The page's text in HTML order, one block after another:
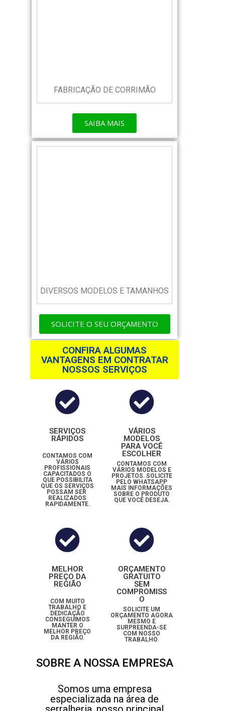
FABRICAÇÃO DE CORRIMÃO
SAIBA MAIS
DIVERSOS MODELOS E TAMANHOS
SOLICITE O SEU ORÇAMENTO
CONFIRA ALGUMAS
VANTAGENS EM CONTRATAR
NOSSOS SERVIÇOS
SERVIÇOS
RÁPIDOS
CONTAMOS COM
VÁRIOS
PROFISSIONAIS
CAPACITADOS O
QUE POSSIBILITA
QUE OS SERVIÇOS
POSSAM SER
REALIZADOS
RAPIDAMENTE.
VÁRIOS
MODELOS
PARA VOCÊ
ESCOLHER
CONTAMOS COM
VÁRIOS MODELOS E
PROJETOS. SOLICITE
PELO WHATSAPP
MAIS INFORMAÇÕES
SOBRE O PRODUTO
QUE VOCÊ DESEJA.
MELHOR
PREÇO DA
REGIÃO
COM MUITO
TRABALHO E
DEDICAÇÃO
CONSEGUIMOS
MANTER O
MELHOR PREÇO
DA REGIÃO.
ORÇAMENTO
GRATUITO
SEM
COMPROMISS
O
SOLICITE UM
ORÇAMENTO AGORA
MESMO E
SURPREENDA-SE
COM NOSSO
TRABALHO.
SOBRE A NOSSA EMPRESA
Somos uma empresa
especializada na área de